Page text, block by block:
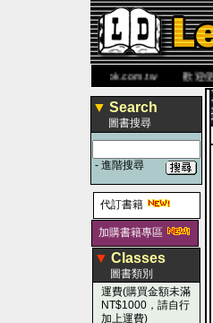
www.leaderbook.com.tw歡迎使用 國
▼ Search
圖書搜尋
- 進階搜尋
代訂書籍
加購書籍專區
▼ Classes
圖書類別
運費(購買金額未滿
NT$1000，請自行
加上運費)